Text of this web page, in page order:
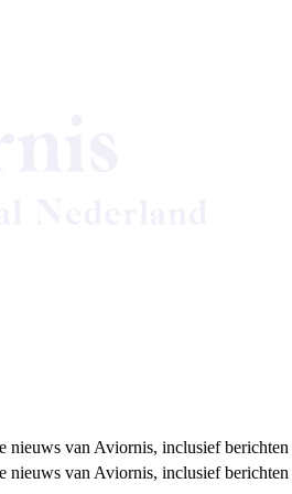
nieuws van Aviornis, inclusief
nieuws van Aviornis, inclusief